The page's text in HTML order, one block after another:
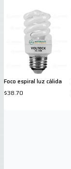
Foco espiral luz cálida
$38.70